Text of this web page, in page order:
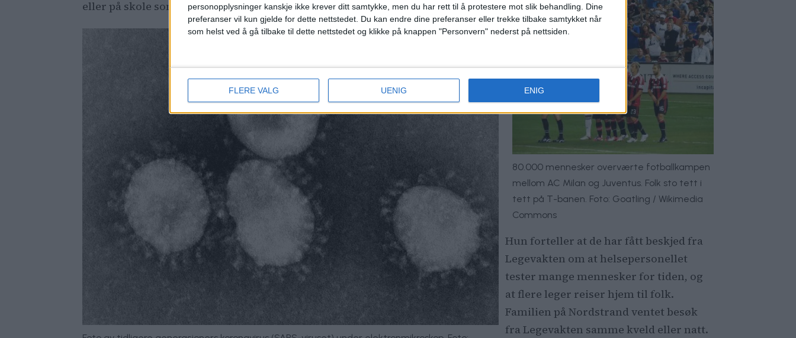
personopplysninger kanskje ikke krever ditt samtykke, men du har rett til å protestere mot slik behandling. Dine
preferanser vil kun gjelde for dette nettstedet. Du kan endre dine preferanser eller trekke tilbake samtykket når
som helst ved å gå tilbake til dette nettstedet og klikke på knappen "Personvern" nederst på nettsiden.
FLERE VALG UENIG ENIG
80.000 mennesker overværte fotballkampen
mellom AC Milan og Juventus. Folk sto tett i
tett på T-banen. Foto: Goatling / Wikimedia
Commons
eller på skole som kan bli alvorlig syke, sier Anette.
Hun forteller at de har fått beskjed fra
Legevakten om at helsepersonellet
tester mange mennesker for tiden, og
at flere leger reiser hjem til folk.
Familien på Nordstrand ventet besøk
fra Legevakten samme kveld eller natt.